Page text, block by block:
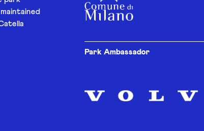
Park Ambassador